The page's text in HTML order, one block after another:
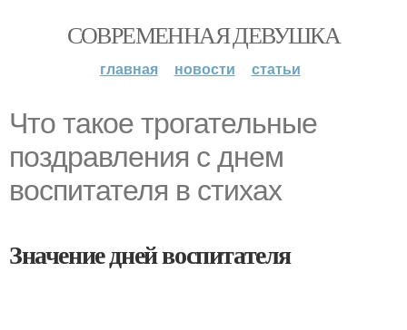
СОВРЕМЕННАЯ ДЕВУШКА
главная новости статьи
Что такое трогательные
поздравления с днем
воспитателя в стихах
Значение дней воспитателя